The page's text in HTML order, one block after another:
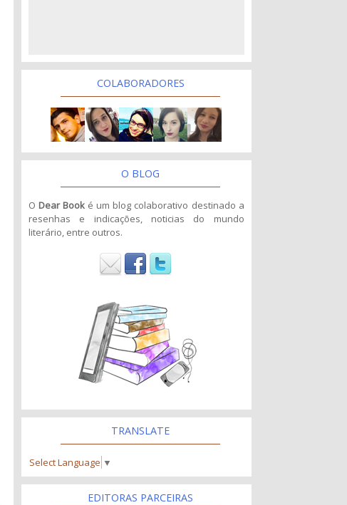
COLABORADORES
O BLOG
O Dear Book é um blog colaborativo destinado a
resenhas e indicações, noticias do mundo
literário, entre outros.
TRANSLATE
Select Language ▼
EDITORAS PARCEIRAS